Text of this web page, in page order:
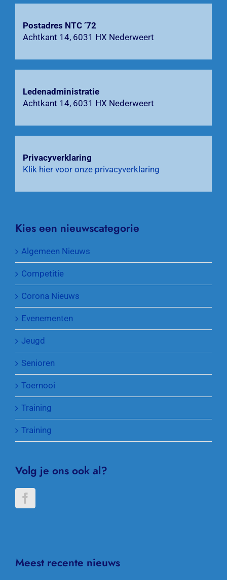
naar:
Postadres NTC ’72
Achtkant 14, 6031 HX Nederweert
Ledenadministratie
Achtkant 14, 6031 HX Nederweert
Privacyverklaring
Klik hier voor onze privacyverklaring
Kies een nieuwscategorie
Algemeen Nieuws
Competitie
Corona Nieuws
Evenementen
Jeugd
Senioren
Toernooi
Training
Training
Volg je ons ook al?
Meest recente nieuws